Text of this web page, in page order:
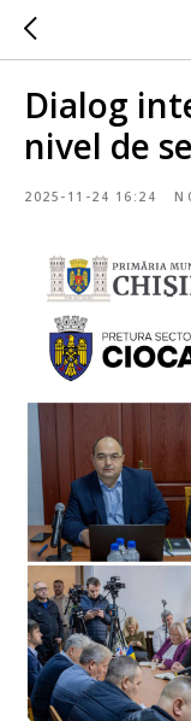
Dialog
nivel de
2025-11-24 16:24